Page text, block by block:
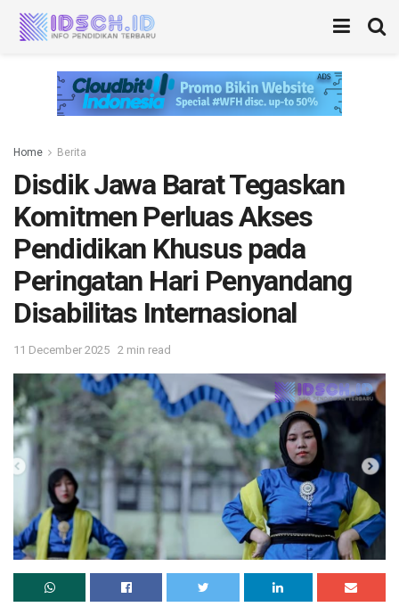
Home Berita
Disdik Jawa Barat Tegaskan
Komitmen Perluas Akses
Pendidikan Khusus pada
Peringatan Hari Penyandang
Disabilitas Internasional
11 December 2025 2 min read